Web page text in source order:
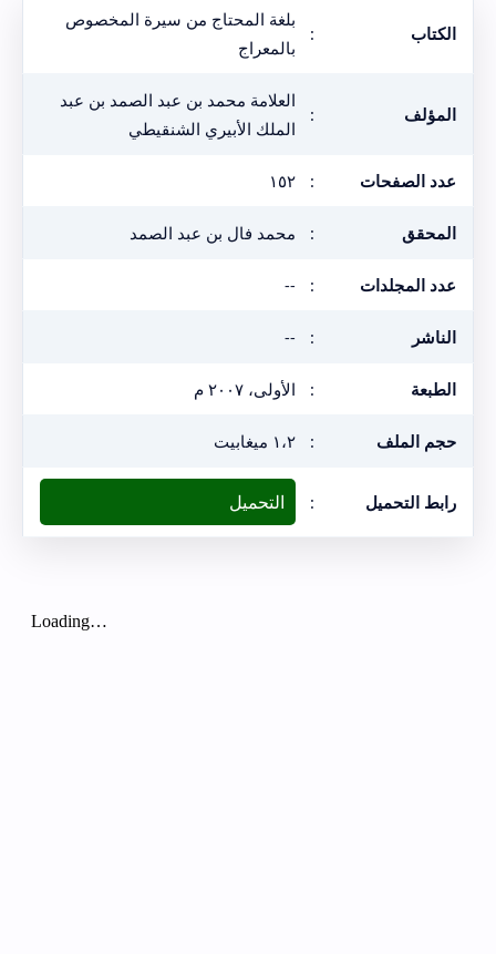
الكتاب :
بلغة المحتاج من سيرة المخصوص
بالمعراج
المؤلف :
العلامة محمد بن عبد الصمد بن عبد
الملك الأبيري الشنقيطي
عدد الصفحات : ١٥٢
المحقق : محمد فال بن عبد الصمد
عدد المجلدات :
--
الناشر :
--
الطبعة : الأولى، ٢٠٠٧ م
حجم الملف : ١،٢ ميغابيت
رابط التحميل : التحميل